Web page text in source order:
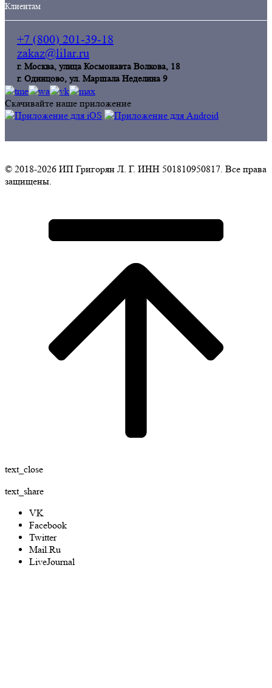
Клиентам
+7 (800) 201-39-18
zakaz@lilar.ru
г. Москва, улица Космонавта Волкова, 18
г. Одинцoво, ул. Маршала Неделина 9
Скачивайте наше приложение
© 2018-2026 ИП Григорян Л. Г. ИНН 501810950817. Все права
защищены.
text_close
text_share
VK
Facebook
Twitter
Mail.Ru
LiveJournal